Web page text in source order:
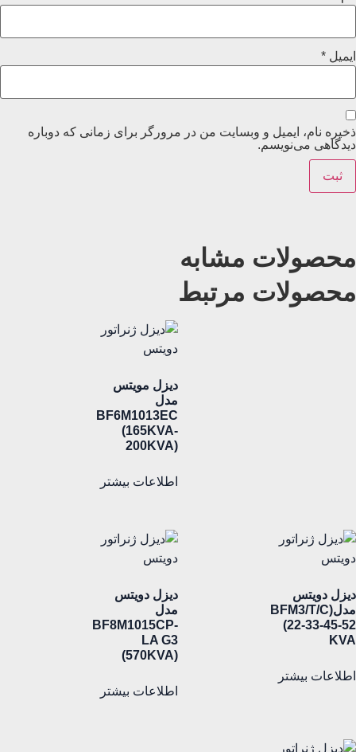
ایمیل *
ذخیره نام، ایمیل و وبسایت من در مرورگر برای زمانی که دوباره
دیدگاهی می‌نویسم.
محصولات مشابه
محصولات مرتبط
دیزل مویتس
مدل
BF6M1013EC
(165KVA-
200KVA)
اطلاعات بیشتر
دیزل دویتس
مدل(BFM3/T/C
(22-33-45-52
KVA
اطلاعات بیشتر
دیزل دویتس
مدل
BF8M1015CP-
LA G3
(570KVA)
اطلاعات بیشتر